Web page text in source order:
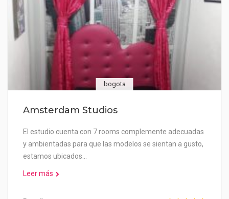
bogota
Amsterdam Studios
El estudio cuenta con 7 rooms complemente adecuadas
y ambientadas para que las modelos se sientan a gusto,
estamos ubicados…
Leer más